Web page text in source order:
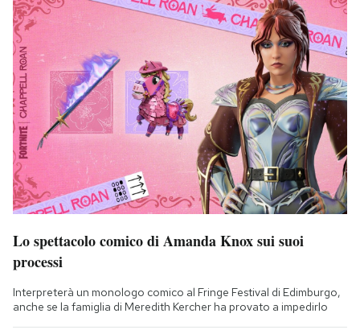
Lo spettacolo comico di Amanda Knox sui suoi
processi
Interpreterà un monologo comico al Fringe Festival di Edimburgo,
anche se la famiglia di Meredith Kercher ha provato a impedirlo